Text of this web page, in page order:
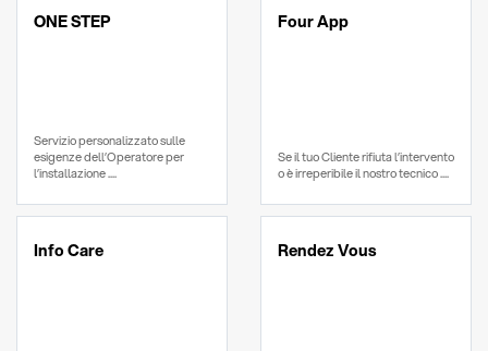
ONE STEP
Servizio personalizzato sulle
esigenze dell’Operatore per
l’installazione ....
Four App
Se il tuo Cliente rifiuta l’intervento
o è irreperibile il nostro tecnico ....
Info Care Rendez Vous